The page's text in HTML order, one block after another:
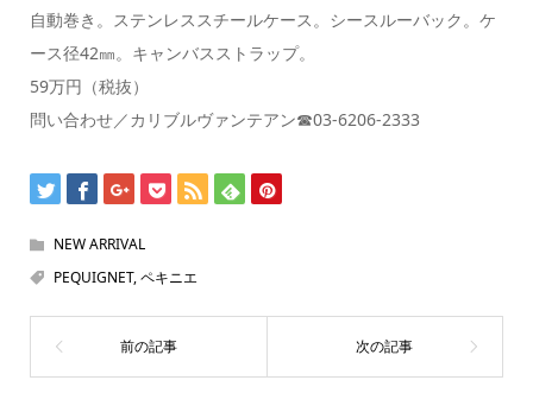
自動巻き。ステンレススチールケース。シースルーバック。ケ
ース径42㎜。キャンバスストラップ。
59万円（税抜）
問い合わせ／カリブルヴァンテアン☎03-6206-2333
NEW ARRIVAL
PEQUIGNET,ペキニエ